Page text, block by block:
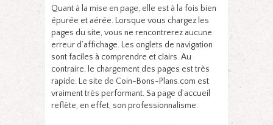
Quant à la mise en page, elle est à la fois bien
épurée et aérée. Lorsque vous chargez les
pages du site, vous ne rencontrerez aucune
erreur d’affichage. Les onglets de navigation
sont faciles à comprendre et clairs. Au
contraire, le chargement des pages est très
rapide. Le site de Coin-Bons-Plans.com est
vraiment très performant. Sa page d’accueil
reflète, en effet, son professionnalisme.